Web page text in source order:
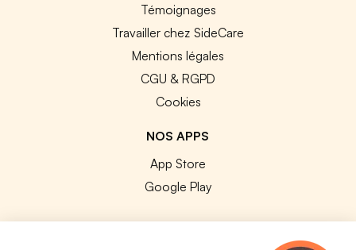
Témoignages
Travailler chez SideCare
Mentions légales
CGU & RGPD
Cookies
NOS APPS
App Store
Google Play